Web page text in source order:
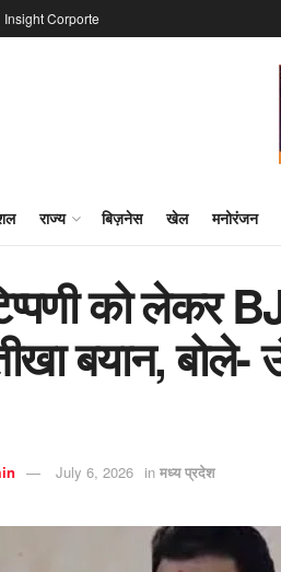
Insight Corporte
राज्य बिज़नेस खेल मनोरंजन
को लेकर
बयान, बोले-
July 6, 2026 in मध्य प्रदेश